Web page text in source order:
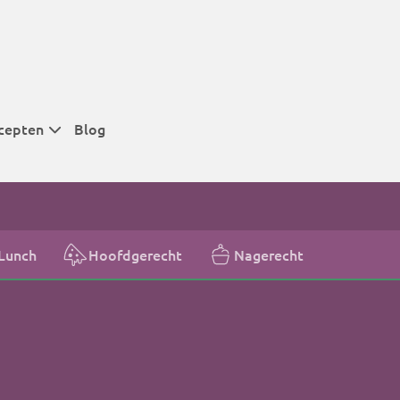
tijden
tijden
Blog
Hoofdgerecht Nagerecht